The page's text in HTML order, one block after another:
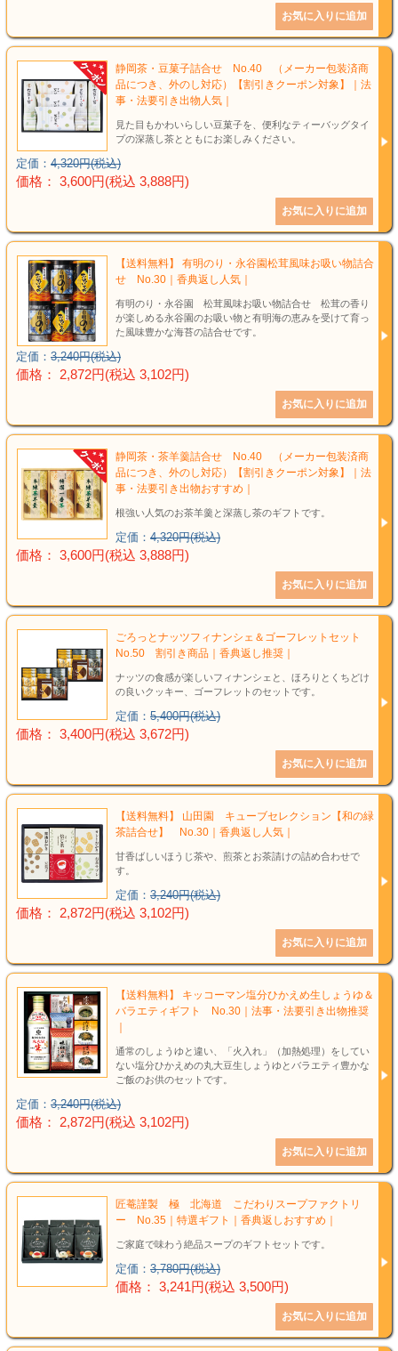
静岡茶・豆菓子詰合せ No.40 （メーカー包装済商
品につき、外のし対応）【割引きクーポン対象】｜法
事・法要引き出物人気｜
見た目もかわいらしい豆菓子を、便利なティーバッグタイ
プの深蒸し茶とともにお楽しみください。
定価： 4,320円(税込)
価格： 3,600円(税込 3,888円)
【送料無料】 有明のり・永谷園松茸風味お吸い物詰合
せ No.30｜香典返し人気｜
有明のり・永谷園 松茸風味お吸い物詰合せ 松茸の香り
が楽しめる永谷園のお吸い物と有明海の恵みを受けて育っ
た風味豊かな海苔の詰合せです。
定価： 3,240円(税込)
価格： 2,872円(税込 3,102円)
静岡茶・茶羊羹詰合せ No.40 （メーカー包装済商
品につき、外のし対応）【割引きクーポン対象】｜法
事・法要引き出物おすすめ｜
根強い人気のお茶羊羹と深蒸し茶のギフトです。
定価： 4,320円(税込)
価格： 3,600円(税込 3,888円)
ごろっとナッツフィナンシェ＆ゴーフレットセット
No.50 割引き商品｜香典返し推奨｜
ナッツの食感が楽しいフィナンシェと、ほろりとくちどけ
の良いクッキー、ゴーフレットのセットです。
定価： 5,400円(税込)
価格： 3,400円(税込 3,672円)
【送料無料】 山田園 キューブセレクション【和の緑
茶詰合せ】 No.30｜香典返し人気｜
甘香ばしいほうじ茶や、煎茶とお茶請けの詰め合わせで
す。
定価： 3,240円(税込)
価格： 2,872円(税込 3,102円)
【送料無料】 キッコーマン塩分ひかえめ生しょうゆ＆
バラエティギフト No.30｜法事・法要引き出物推奨
通常のしょうゆと違い、「火入れ」（加熱処理）をしてい
ない塩分ひかえめの丸大豆生しょうゆとバラエティ豊かな
ご飯のお供のセットです。
定価： 3,240円(税込)
価格： 2,872円(税込 3,102円)
匠菴謹製 極 北海道 こだわりスープファクトリ
ー No.35｜特選ギフト｜香典返しおすすめ｜
ご家庭で味わう絶品スープのギフトセットです。
定価： 3,780円(税込)
価格： 3,241円(税込 3,500円)